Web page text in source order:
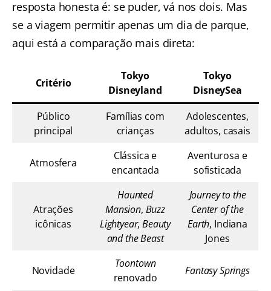
resposta honesta é: se puder, vá nos dois. Mas
se a viagem permitir apenas um dia de parque,
aqui está a comparação mais direta:
Critério
Tokyo
Disneyland
Tokyo
DisneySea
Público
principal
Famílias com
crianças
Adolescentes,
adultos, casais
Atmosfera
Clássica e
encantada
Aventurosa e
sofisticada
Atrações
icônicas
Haunted
Mansion, Buzz
Lightyear,Beauty
and the Beast
Journey to the
Center of the
Earth, Indiana
Jones
Novidade
Toontown
renovado
Fantasy Springs